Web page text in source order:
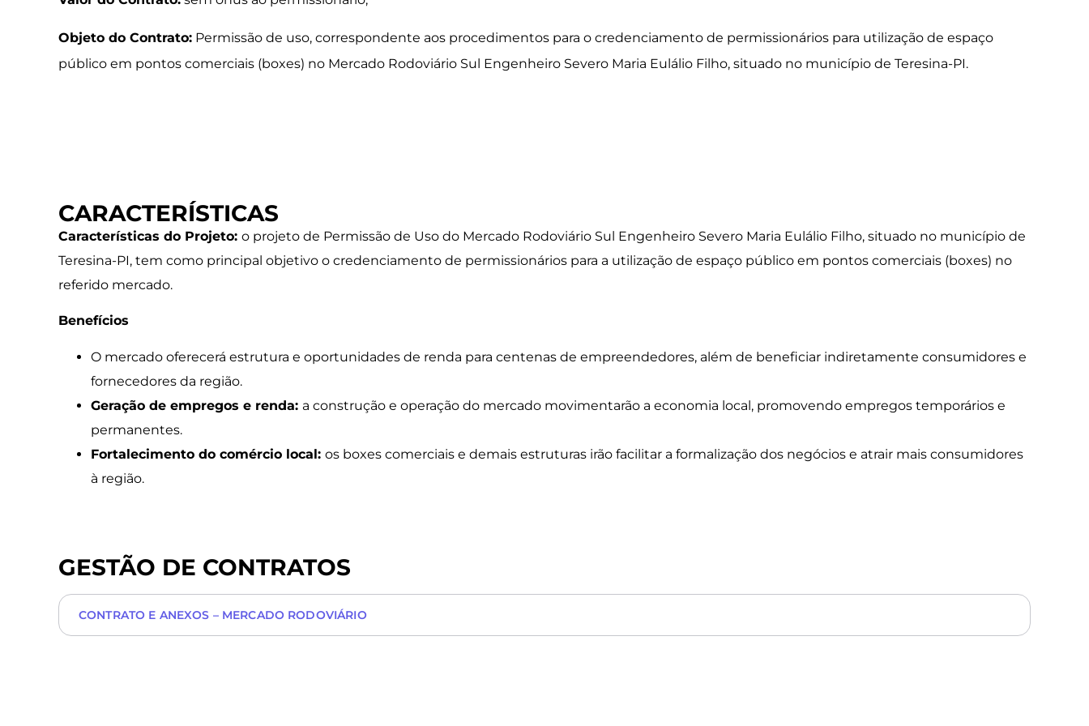
Objeto do Contrato: Permissão de uso, correspondente aos procedimentos para o credenciamento de permissionários para utilização de espaço
público em pontos comerciais (boxes) no Mercado Rodoviário Sul Engenheiro Severo Maria Eulálio Filho, situado no município de Teresina-PI.
CARACTERÍSTICAS
Características do Projeto: o projeto de Permissão de Uso do Mercado Rodoviário Sul Engenheiro Severo Maria Eulálio Filho, situado no município de
Teresina-PI, tem como principal objetivo o credenciamento de permissionários para a utilização de espaço público em pontos comerciais (boxes) no
referido mercado.
Benefícios
O mercado oferecerá estrutura e oportunidades de renda para centenas de empreendedores, além de beneficiar indiretamente consumidores e
fornecedores da região.
Geração de empregos e renda: a construção e operação do mercado movimentarão a economia local, promovendo empregos temporários e
permanentes.
Fortalecimento do comércio local: os boxes comerciais e demais estruturas irão facilitar a formalização dos negócios e atrair mais consumidores
à região.
GESTÃO DE CONTRATOS
CONTRATO E ANEXOS – MERCADO RODOVIÁRIO